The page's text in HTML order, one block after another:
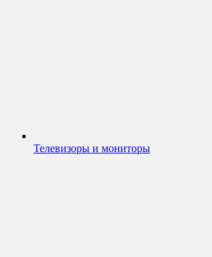
Телевизоры и мониторы